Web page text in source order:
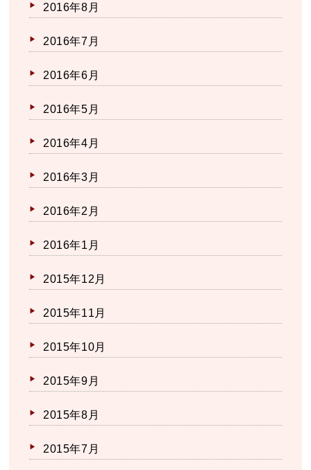
2016年8月
2016年7月
2016年6月
2016年5月
2016年4月
2016年3月
2016年2月
2016年1月
2015年12月
2015年11月
2015年10月
2015年9月
2015年8月
2015年7月